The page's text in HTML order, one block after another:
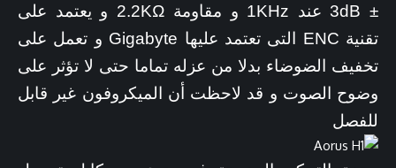
± 3dB عند 1KHz و مقاومة 2.2KΩ و يعتمد على
تقنية ENC التى تعتمد عليها Gigabyte و تعمل على
تخفيف الضوضاء بدلا من عزله تماما حتى لا تؤثر على
وضوح الصوت و قد لاحظت أن الميكروفون غير قابل
للفصل